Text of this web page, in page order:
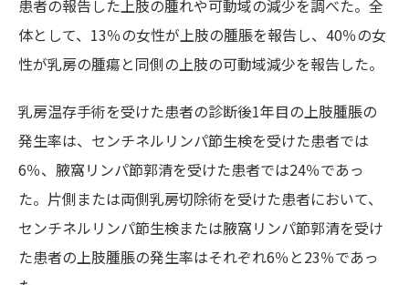
患者の報告した上肢の腫れや可動域の減少を調べた。全
体として、13％の女性が上肢の腫脹を報告し、40％の女
性が乳房の腫瘍と同側の上肢の可動域減少を報告した。
乳房温存手術を受けた患者の診断後1年目の上肢腫脹の
発生率は、センチネルリンパ節生検を受けた患者では
6％、腋窩リンパ節郭清を受けた患者では24％であっ
た。片側または両側乳房切除術を受けた患者において、
センチネルリンパ節生検または腋窩リンパ節郭清を受け
た患者の上肢腫脹の発生率はそれぞれ6％と23％であっ